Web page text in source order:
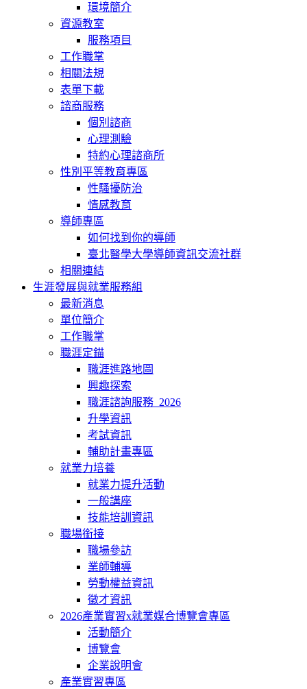
環境簡介
資源教室
服務項目
工作職掌
相關法規
表單下載
諮商服務
個別諮商
心理測驗
特約心理諮商所
性別平等教育專區
性騷擾防治
情感教育
導師專區
如何找到你的導師
臺北醫學大學導師資訊交流社群
相關連結
生涯發展與就業服務組
最新消息
單位簡介
工作職掌
職涯定錨
職涯進路地圖
興趣探索
職涯諮詢服務_2026
升學資訊
考試資訊
輔助計畫專區
就業力培養
就業力提升活動
一般講座
技能培訓資訊
職場銜接
職場參訪
業師輔導
勞動權益資訊
徵才資訊
2026產業實習x就業媒合博覽會專區
活動簡介
博覽會
企業說明會
產業實習專區